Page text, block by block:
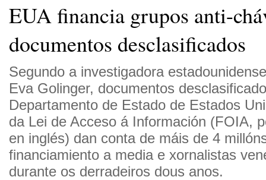
EUA financia grupos anti-
documentos desclasificados
Segundo a investigadora
Eva Golinger, documentos
Departamento de Estado de Estados
da Lei de Acceso á Información (FOIA,
en inglés) dan conta de máis de 4
financiamiento a media e xornalistas
durante os derradeiros dous anos.